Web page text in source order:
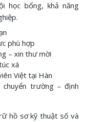
học bổng, khả năng
phù hợp
– xin thư mời
xá
Việt tại Hàn
trường – định
hồ sơ kỹ thuật số và